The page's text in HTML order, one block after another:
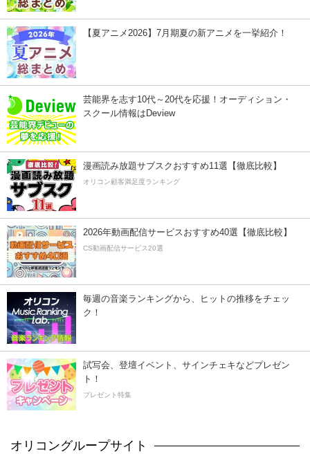
【夏アニメ2026】7月期夏の新アニメを一挙紹介！
芸能界を志す10代～20代を応援！オーディション・
スクール情報はDeview
漫画読み放題サブスクおすすめ11選【徹底比較】
オリコン顧客満足度ランキング
2026年動画配信サービスおすすめ40選【徹底比較】
CS動画配信サービス20選
毎週の音楽ランキングから、ヒットの推移をチェッ
ク！
試写会、登壇イベント、サインチェキなどプレゼン
ト！
プレゼント特集
オリコングループサイト